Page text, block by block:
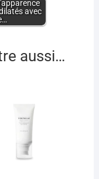
avec
aussi…